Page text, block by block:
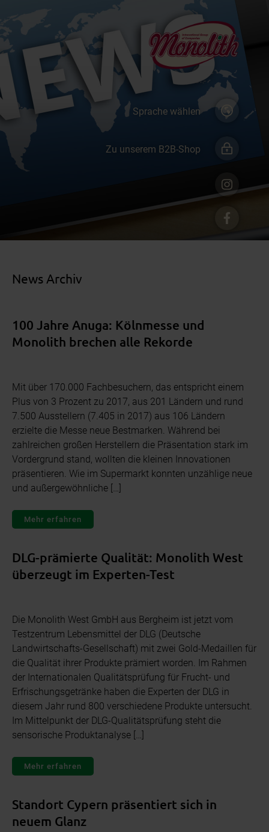
Sprache wählen
Zu unserem B2B-Shop
News Archiv
100 Jahre Anuga: Kölnmesse und
Monolith brechen alle Rekorde
Mit über 170.000 Fachbesuchern, das entspricht einem
Plus von 3 Prozent zu 2017, aus 201 Ländern und rund
7.500 Ausstellern (7.405 in 2017) aus 106 Ländern
erzielte die Messe neue Bestmarken. Während bei
zahlreichen großen Herstellern die Präsentation stark im
Vordergrund stand, wollten die kleinen Innovationen
präsentieren. Wie im Supermarkt konnten unzählige neue
und außergewöhnliche […]
Mehr erfahren
DLG-prämierte Qualität: Monolith West
überzeugt im Experten-Test
Die Monolith West GmbH aus Bergheim ist jetzt vom
Testzentrum Lebensmittel der DLG (Deutsche
Landwirtschafts-Gesellschaft) mit zwei Gold-Medaillen für
die Qualität ihrer Produkte prämiert worden. Im Rahmen
der Internationalen Qualitätsprüfung für Frucht- und
Erfrischungsgetränke haben die Experten der DLG in
diesem Jahr rund 800 verschiedene Produkte untersucht.
Im Mittelpunkt der DLG-Qualitätsprüfung steht die
sensorische Produktanalyse […]
Mehr erfahren
Standort Cypern präsentiert sich in
neuem Glanz